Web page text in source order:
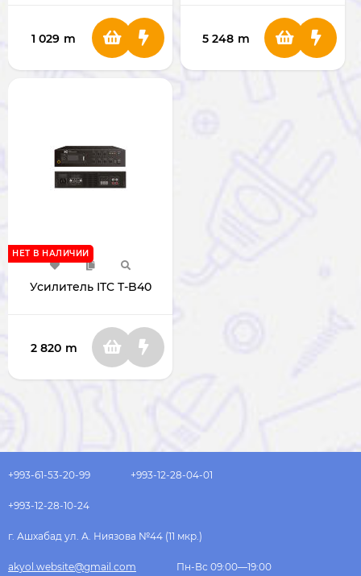
1 029 m 5 248 m
Усилитель ITC T-B40
НЕТ В НАЛИЧИИ
2 820 m
+993-61-53-20-99 +993-12-28-04-01
+993-12-28-10-24
г. Ашхабад ул. А. Ниязова №44 (11 мкр.)
akyol.website@gmail.com Пн-Вс 09:00—19:00